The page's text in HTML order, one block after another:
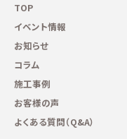
TOP
イベント情報
お知らせ
コラム
施工事例
お客様の声
よくある質問（Q&A）